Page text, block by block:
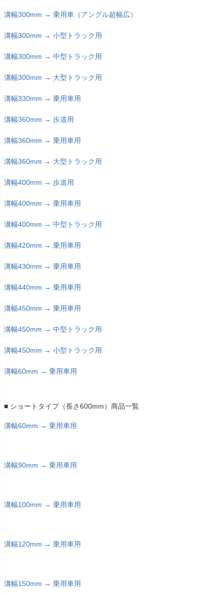
溝幅300mm → 乗用車（アングル超幅広）
溝幅300mm → 小型トラック用
溝幅300mm → 中型トラック用
溝幅300mm → 大型トラック用
溝幅330mm → 乗用車用
溝幅360mm → 歩道用
溝幅360mm → 乗用車用
溝幅360mm → 大型トラック用
溝幅400mm → 歩道用
溝幅400mm → 乗用車用
溝幅400mm → 中型トラック用
溝幅420mm → 乗用車用
溝幅430mm → 乗用車用
溝幅440mm → 乗用車用
溝幅450mm → 乗用車用
溝幅450mm → 中型トラック用
溝幅450mm → 小型トラック用
溝幅60mm → 乗用車用
■ ショートタイプ（長さ600mm）商品一覧
溝幅60mm → 乗用車用
溝幅90mm → 乗用車用
溝幅100mm → 乗用車用
溝幅120mm → 乗用車用
溝幅150mm → 乗用車用